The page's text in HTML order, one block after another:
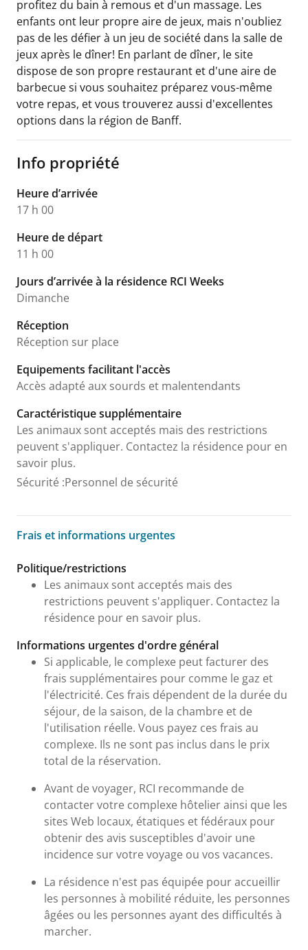
profitez du bain à remous et d'un massage. Les
enfants ont leur propre aire de jeux, mais n'oubliez
pas de les défier à un jeu de société dans la salle de
jeux après le dîner! En parlant de dîner, le site
dispose de son propre restaurant et d'une aire de
barbecue si vous souhaitez préparez vous-même
votre repas, et vous trouverez aussi d'excellentes
options dans la région de Banff.
Info propriété
Heure d’arrivée
17 h 00
Heure de départ
11 h 00
Jours d’arrivée à la résidence RCI Weeks
Dimanche
Réception
Réception sur place
Equipements facilitant l'accès
Accès adapté aux sourds et malentendants
Caractéristique supplémentaire
Les animaux sont acceptés mais des restrictions
peuvent s'appliquer. Contactez la résidence pour en
savoir plus.
Sécurité :Personnel de sécurité
Frais et informations urgentes
Frais et informations urgentes
Politique/restrictions
Les animaux sont acceptés mais des
restrictions peuvent s'appliquer. Contactez la
résidence pour en savoir plus.
Informations urgentes d'ordre général
Si applicable, le complexe peut facturer des
frais supplémentaires pour comme le gaz et
l'électricité. Ces frais dépendent de la durée du
séjour, de la saison, de la chambre et de
l'utilisation réelle. Vous payez ces frais au
complexe. Ils ne sont pas inclus dans le prix
total de la réservation.
Avant de voyager, RCI recommande de
contacter votre complexe hôtelier ainsi que les
sites Web locaux, étatiques et fédéraux pour
obtenir des avis susceptibles d'avoir une
incidence sur votre voyage ou vos vacances.
La résidence n'est pas équipée pour accueillir
les personnes à mobilité réduite, les personnes
âgées ou les personnes ayant des difficultés à
marcher.